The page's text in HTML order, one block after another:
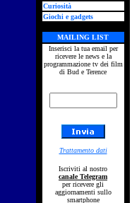
Curiosità
Giochi e gadgets
MAILING LIST
Inserisci la tua email per
ricevere le news e la
programmazione tv dei film
di Bud e Terence
Trattamento dati
Iscriviti al nostro
canale Telegram
per ricevere gli
aggiornamenti sullo
smartphone